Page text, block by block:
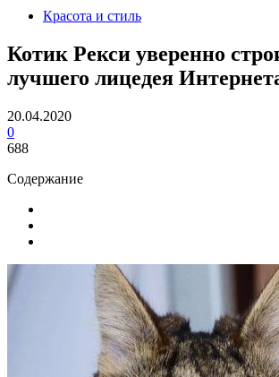
Красота и стиль
Котик Рекси уверенно
лучшего лицедея
20.04.2020
0
688
Содержание